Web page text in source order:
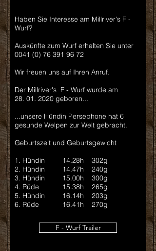
Haben Sie Interesse am Millriver's F -
Wurf?
Auskünfte zum Wurf erhalten Sie unter
0041 (0) 76 391 96 72
Wir freuen uns auf Ihren Anruf.
Der Millriver's F - Wurf wurde am
28. 01. 2020 geboren...
...unsere Hündin Persephone hat 6
gesunde Welpen zur Welt gebracht.
Geburtszeit und Geburtsgewicht
1. Hündin 14.28h 302g
2. Hündin 14.47h 240g
3. Hündin 15.00h 300g
4. Rüde 15.38h 265g
5. Hündin 16.14h 203g
6. Rüde 16.41h 270g
F - Wurf Trailer